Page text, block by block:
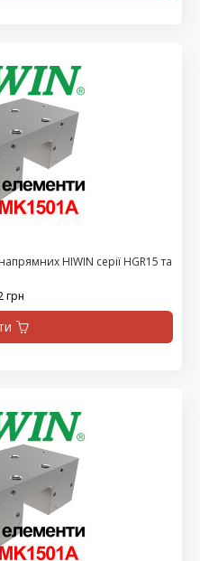
HIWIN серії HGR15 та
грн